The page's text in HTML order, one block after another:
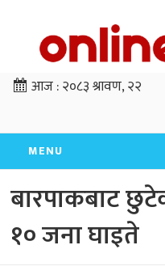
आज :२०८३ श्रावण, २२
MENU
बारपाकबाट
१० जना घाइते